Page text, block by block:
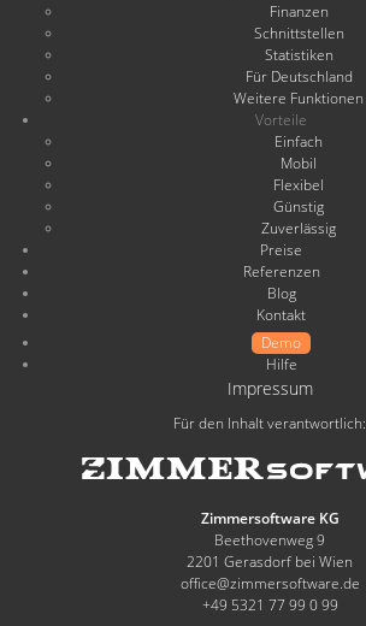
Finanzen
Schnittstellen
Statistiken
Für Deutschland
Weitere Funktionen
Vorteile
Einfach
Mobil
Flexibel
Günstig
Zuverlässig
Preise
Referenzen
Blog
Kontakt
Demo
Hilfe
Impressum
Für den Inhalt verantwortlich:
Zimmersoftware KG
Beethovenweg 9
2201 Gerasdorf bei Wien
office@zimmersoftware.de
+49 5321 77 99 0 99